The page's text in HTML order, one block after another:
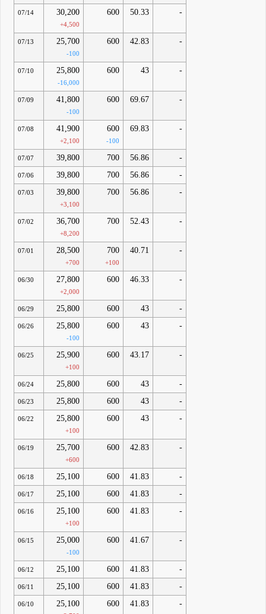
07/14 30,200
+4,500
600 50.33 -
07/13 25,700
-100
600 42.83 -
07/10 25,800
-16,000
600 43 -
07/09 41,800
-100
600 69.67 -
07/08 41,900
+2,100
600
-100
69.83 -
07/07 39,800 700 56.86 -
07/06 39,800 700 56.86 -
07/03 39,800
+3,100
700 56.86 -
07/02 36,700
+8,200
700 52.43 -
07/01 28,500
+700
700
+100
40.71 -
06/30 27,800
+2,000
600 46.33 -
06/29 25,800 600 43 -
06/26 25,800
-100
600 43 -
06/25 25,900
+100
600 43.17 -
06/24 25,800 600 43 -
06/23 25,800 600 43 -
06/22 25,800
+100
600 43 -
06/19 25,700
+600
600 42.83 -
06/18 25,100 600 41.83 -
06/17 25,100 600 41.83 -
06/16 25,100
+100
600 41.83 -
06/15 25,000
-100
600 41.67 -
06/12 25,100 600 41.83 -
06/11 25,100 600 41.83 -
06/10 25,100 600 41.83 -